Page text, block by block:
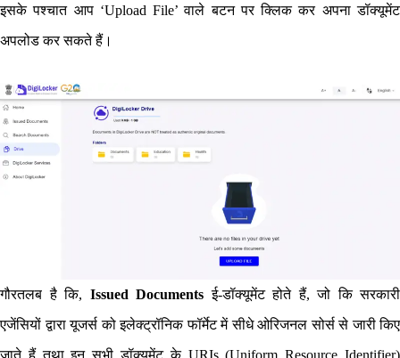
इसके पश्चात आप ‘Upload File’ वाले बटन पर क्लिक कर अपना डॉक्यूमेंट
अपलोड कर सकते हैं।
गौरतलब है कि, Issued Documents ई-डॉक्यूमेंट होते हैं, जो कि सरकारी
एजेंसियों द्वारा यूजर्स को इलेक्ट्रॉनिक फॉर्मेट में सीधे ओरिजनल सोर्स से जारी किए
जाते हैं तथा इन सभी डॉक्यूमेंट के URIs (Uniform Resource Identifier)